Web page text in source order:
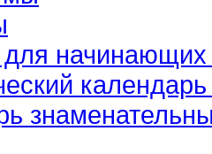
начинающих